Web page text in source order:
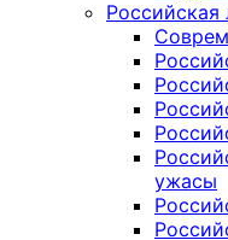
Российская
ужасы